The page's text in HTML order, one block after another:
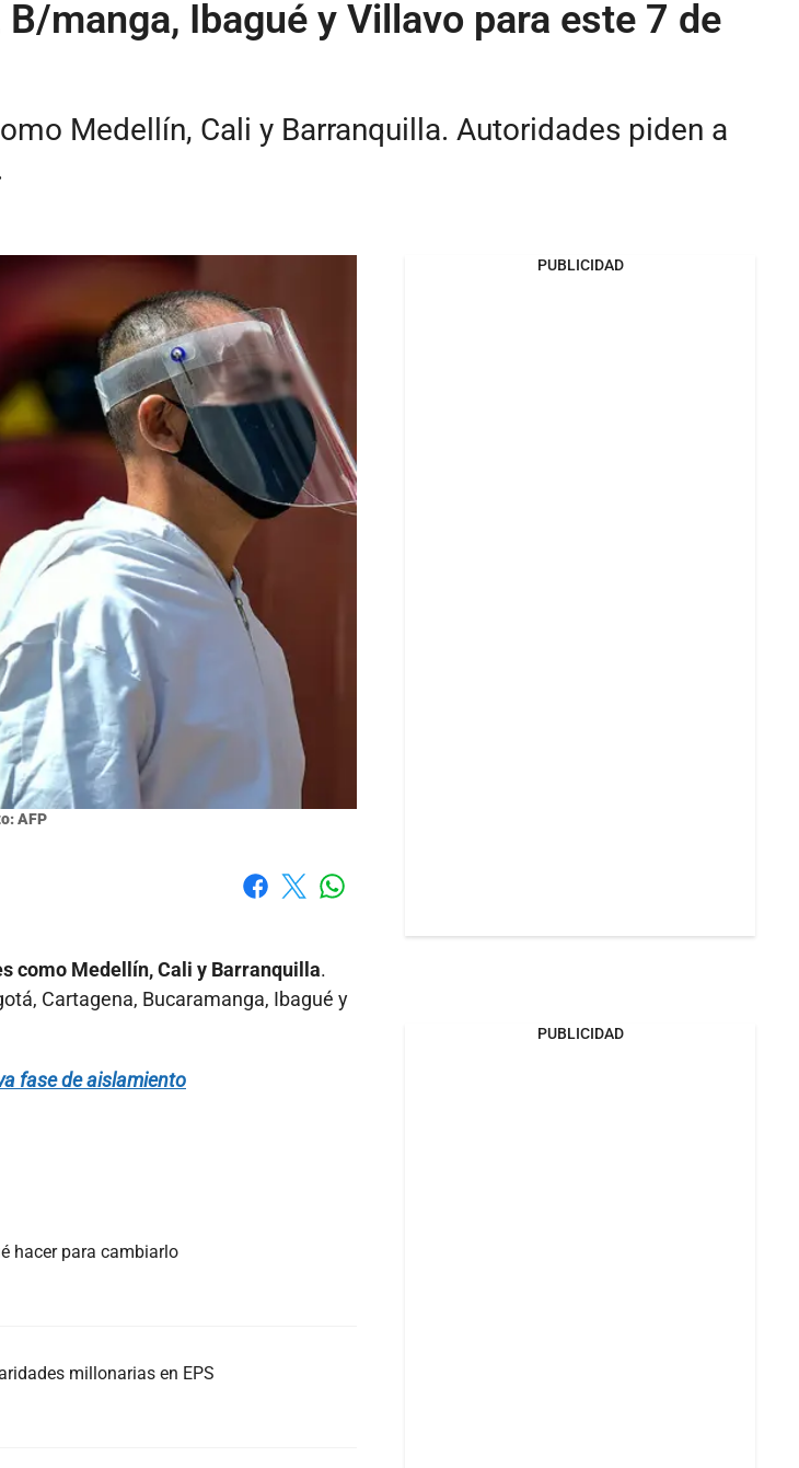
manga, Ibagué y Villavo para este 7 de
Medellín, Cali y Barranquilla. Autoridades piden a
AFP
como Medellín, Cali y Barranquilla.
Cartagena, Bucaramanga, Ibagué y
fase de aislamiento
hacer para cambiarlo
millonarias en EPS
PUBLICIDAD
PUBLICIDAD